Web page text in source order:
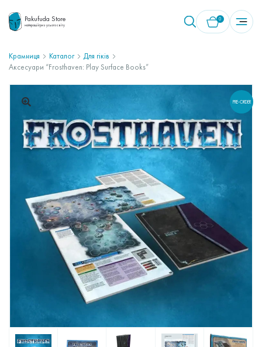
Pakufuda Store
найкращі ігри з усього світу
0
У кошику немає товарів.
Крамниця Каталог
Для гіків
Аксесуари “Frosthaven: Play Surface Books”
🔍
PRE-ORDER